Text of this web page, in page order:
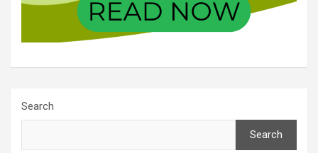
Search
Search